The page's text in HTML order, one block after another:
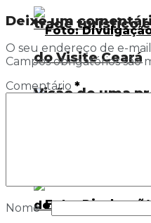
trade turístico e
do Visite Ceará
Visão de uma
Deixe um
O seu endereço de e-
Campos obrigatórios são
Comentário *
Nome*